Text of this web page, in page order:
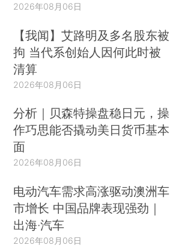
2026年08月06日
【我闻】艾路明及多名股东被
拘 当代系创始人因何此时被
清算
2026年08月06日
分析｜贝森特操盘稳日元，操
作巧思能否撬动美日货币基本
面
2026年08月06日
电动汽车需求高涨驱动澳洲车
市增长 中国品牌表现强劲｜
出海·汽车
2026年08月06日